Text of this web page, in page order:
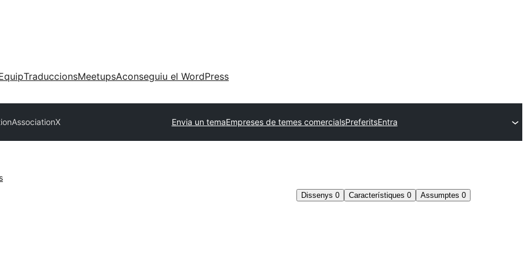
TraduccionsMeetupsAconseguiu el WordPress
AssociationX Envia un temaEmpreses de temes comercialsPreferitsEntra
Dissenys 0 Característiques 0 Assumptes 0